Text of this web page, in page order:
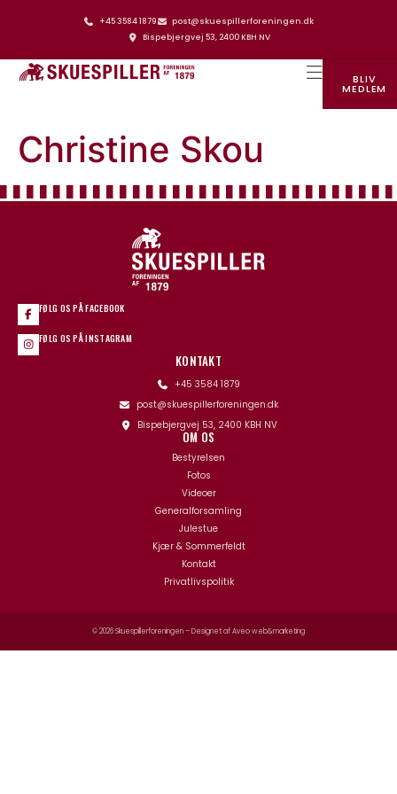
+45 3584 1879
post@skuespillerforeningen.dk
Bispebjergvej 53, 2400 KBH NV
BLIV
MEDLEM
Christine Skou
FØLG OS PÅ FACEBOOK
FØLG OS PÅ INSTAGRAM
KONTAKT
+45 3584 1879
post@skuespillerforeningen.dk
Bispebjergvej 53, 2400 KBH NV
OM OS
Bestyrelsen
Fotos
Videoer
Generalforsamling
Julestue
Kjær & Sommerfeldt
Kontakt
Privatlivspolitik
© 2026 Skuespillerforeningen – Designet afAveo web&marketing